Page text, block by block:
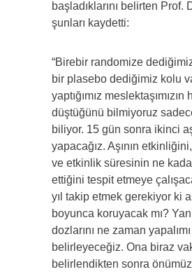
başladıklarını belirten Prof.
şunları kaydetti:
“Birebir randomize
bir plasebo dediğimiz kolu
yaptığımız
düştüğünü bilmiyoruz
biliyor. 15 gün sonra ikinci
yapacağız. Aşının
ve etkinlik süresinin ne
ettiğini tespit etmeye
yıl takip etmek gerekiyor ki
boyunca koruyacak mı?
dozlarını ne zaman yapalımı
belirleyeceğiz. Ona biraz
belirlendikten sonra